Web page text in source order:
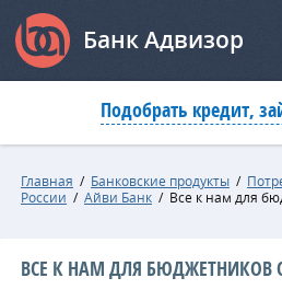
Банк Адвизор
Подобрать кредит,
Главная / Банковские продукты /
России / Айви Банк / Все к нам для
ВСЕ К НАМ ДЛЯ БЮДЖЕТНИКОВ